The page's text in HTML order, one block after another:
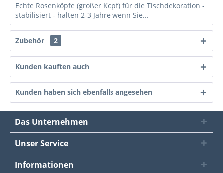
Echte Rosenköpfe (großer Kopf) für die Tischdekoration -
stabilisiert - halten 2-3 Jahre wenn Sie...
Zubehör 2
Kunden kauften auch
Kunden haben sich ebenfalls angesehen
Das Unternehmen
Unser Service
Informationen